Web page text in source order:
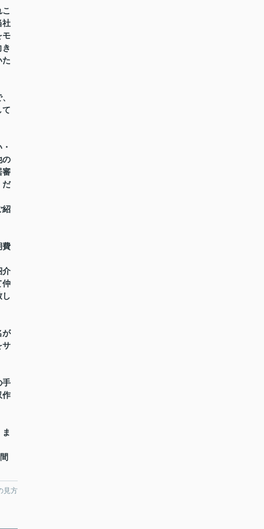
社
モ
た
て
の
審
だ
紹
費
介
仲
し
が
サ
手
作
見方